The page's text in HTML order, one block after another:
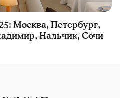
Москва, Петербург,
Нальчик, Сочи